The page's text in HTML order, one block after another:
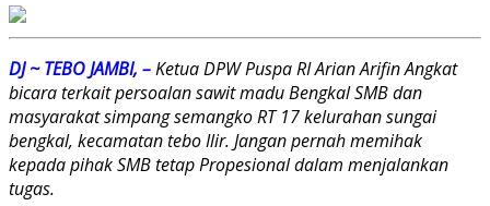
DJ ~ TEBO JAMBI, –Ketua DPW Puspa RI Arian Arifin Angkat
bicara terkait persoalan sawit madu Bengkal SMB dan
masyarakat simpang semangko RT 17 kelurahan sungai
bengkal, kecamatan tebo Ilir. Jangan pernah memihak
kepada pihak SMB tetap Propesional dalam menjalankan
tugas.